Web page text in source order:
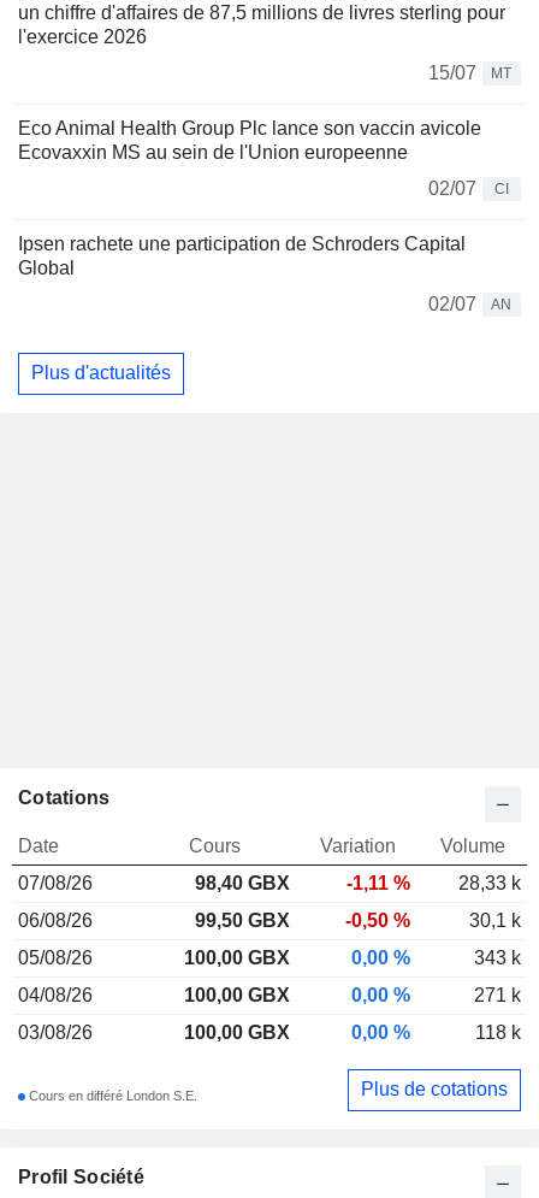
un chiffre d'affaires de 87,5 millions de livres sterling pour
l'exercice 2026
15/07
MT
Eco Animal Health Group Plc lance son vaccin avicole
Ecovaxxin MS au sein de l'Union europeenne
02/07
CI
Ipsen rachete une participation de Schroders Capital
Global
02/07
AN
Plus d'actualités
Profil Société
Cotations
Date Cours Variation
Volume
07/08/26
98,40 GBX -1,11 %
28,33 k
06/08/26
99,50 GBX -0,50 %
30,1 k
05/08/26
100,00 GBX 0,00 %
343 k
04/08/26
100,00 GBX 0,00 %
271 k
03/08/26
100,00 GBX 0,00 % 118 k
Cours en différé London S.E. Plus de cotations